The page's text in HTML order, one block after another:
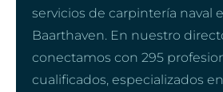
servicios de carpintería naval
Baarthaven. En nuestro
conectamos con 295
cualificados, especializados